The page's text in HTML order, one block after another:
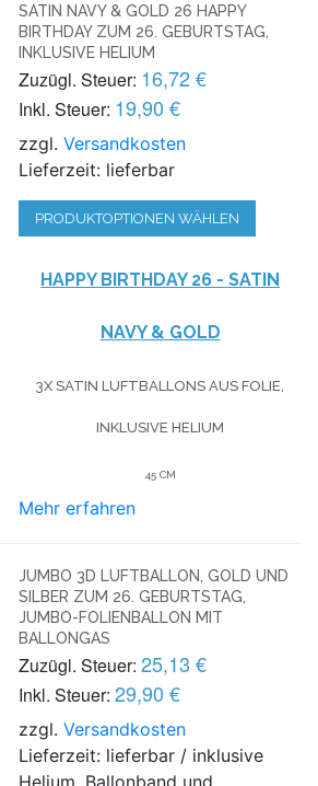
SATIN NAVY & GOLD 26 HAPPY
BIRTHDAY ZUM 26. GEBURTSTAG,
INKLUSIVE HELIUM
Zuzügl. Steuer: 16,72 €
Inkl. Steuer: 19,90 €
zzgl.Versandkosten
Lieferzeit: lieferbar
PRODUKTOPTIONEN WÄHLEN
HAPPY BIRTHDAY 26 - SATIN
NAVY & GOLD
3X SATIN LUFTBALLONS AUS FOLIE,
INKLUSIVE HELIUM
45 CM
Mehr erfahren
JUMBO 3D LUFTBALLON, GOLD UND
SILBER ZUM 26. GEBURTSTAG,
JUMBO-FOLIENBALLON MIT
BALLONGAS
Zuzügl. Steuer: 25,13 €
Inkl. Steuer: 29,90 €
zzgl.Versandkosten
Lieferzeit: lieferbar / inklusive
Helium, Ballonband und